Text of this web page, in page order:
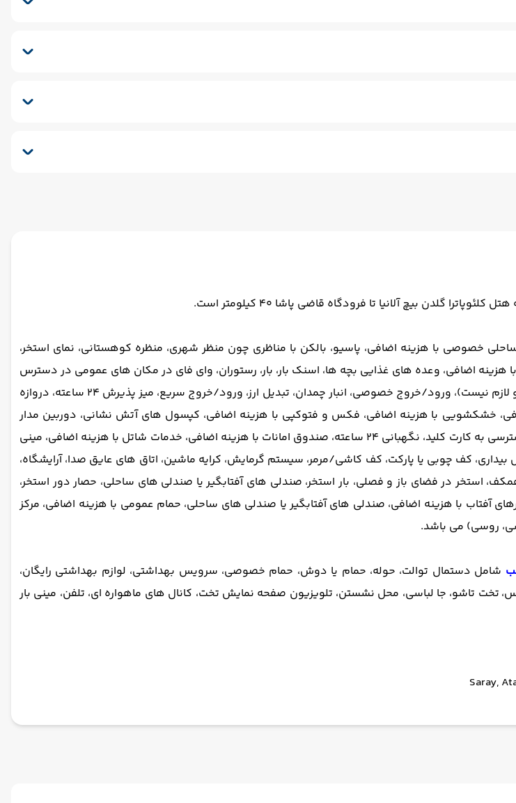
خصوصی با هزینه اضافی، پاسیو، بالکن با مناظری چون منظر شهری، منظره کوهستانی، نمای استخر،
با هزینه اضافی، وعده های غذایی بچه ها، اسنک بار، بار، رستوران، وای فای در مکان های عمومی در دسترس
است و رایگان است، پارکینگ خصوصی رایگان در یک مکان نزدیک امکان پذیر است (رزرو لازم نیست)، ورود/خروج خصوصی، انبار چمدان، تبدیل ارز، ورود/خروج سریع، میز پذیرش 24 ساعته، دروازه
خشکشویی با هزینه اضافی، فکس و فتوکپی با هزینه اضافی، کپسول های آتش نشانی، دوربین مدار
بسته خارج از ملک، دوربین مداربسته در فضاهای مشترک، آلارم دود، هشدار امنیتی، دسترسی به کارت کلید، نگهبانی 24 ساعته، صندوق امانات با هزینه اضافی، خدمات شاتل با هزینه اضافی، مینی
کف چوبی یا پارکت، کف کاشی/مرمر، سیستم گرمایش، کرایه ماشین، اتاق های عایق صدا، آرایشگاه،
استخر در فضای باز و فصلی، بار استخر، صندلی های آفتابگیر یا صندلی های ساحلی، حصار دور استخر،
آفتاب با هزینه اضافی، صندلی های آفتابگیر یا صندلی های ساحلی، حمام عمومی با هزینه اضافی، مرکز
روسی) می باشد.
شامل دستمال توالت، حوله، حمام یا دوش، حمام خصوصی، سرویس بهداشتی، لوازم بهداشتی رایگان،
تخت تاشو، جا لباسی، محل نشستن، تلویزیون صفحه نمایش تخت، کانال های ماهواره ای، تلفن، مینی بار